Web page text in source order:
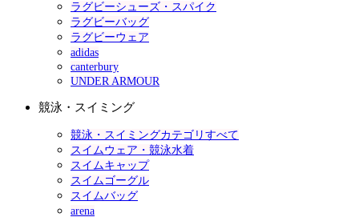
ラグビーシューズ・スパイク
ラグビーバッグ
ラグビーウェア
adidas
canterbury
UNDER ARMOUR
競泳・スイミング
競泳・スイミングカテゴリすべて
スイムウェア・競泳水着
スイムキャップ
スイムゴーグル
スイムバッグ
arena